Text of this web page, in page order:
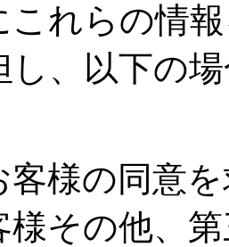
これらの情
し、以下の
客様の同意
様その他、